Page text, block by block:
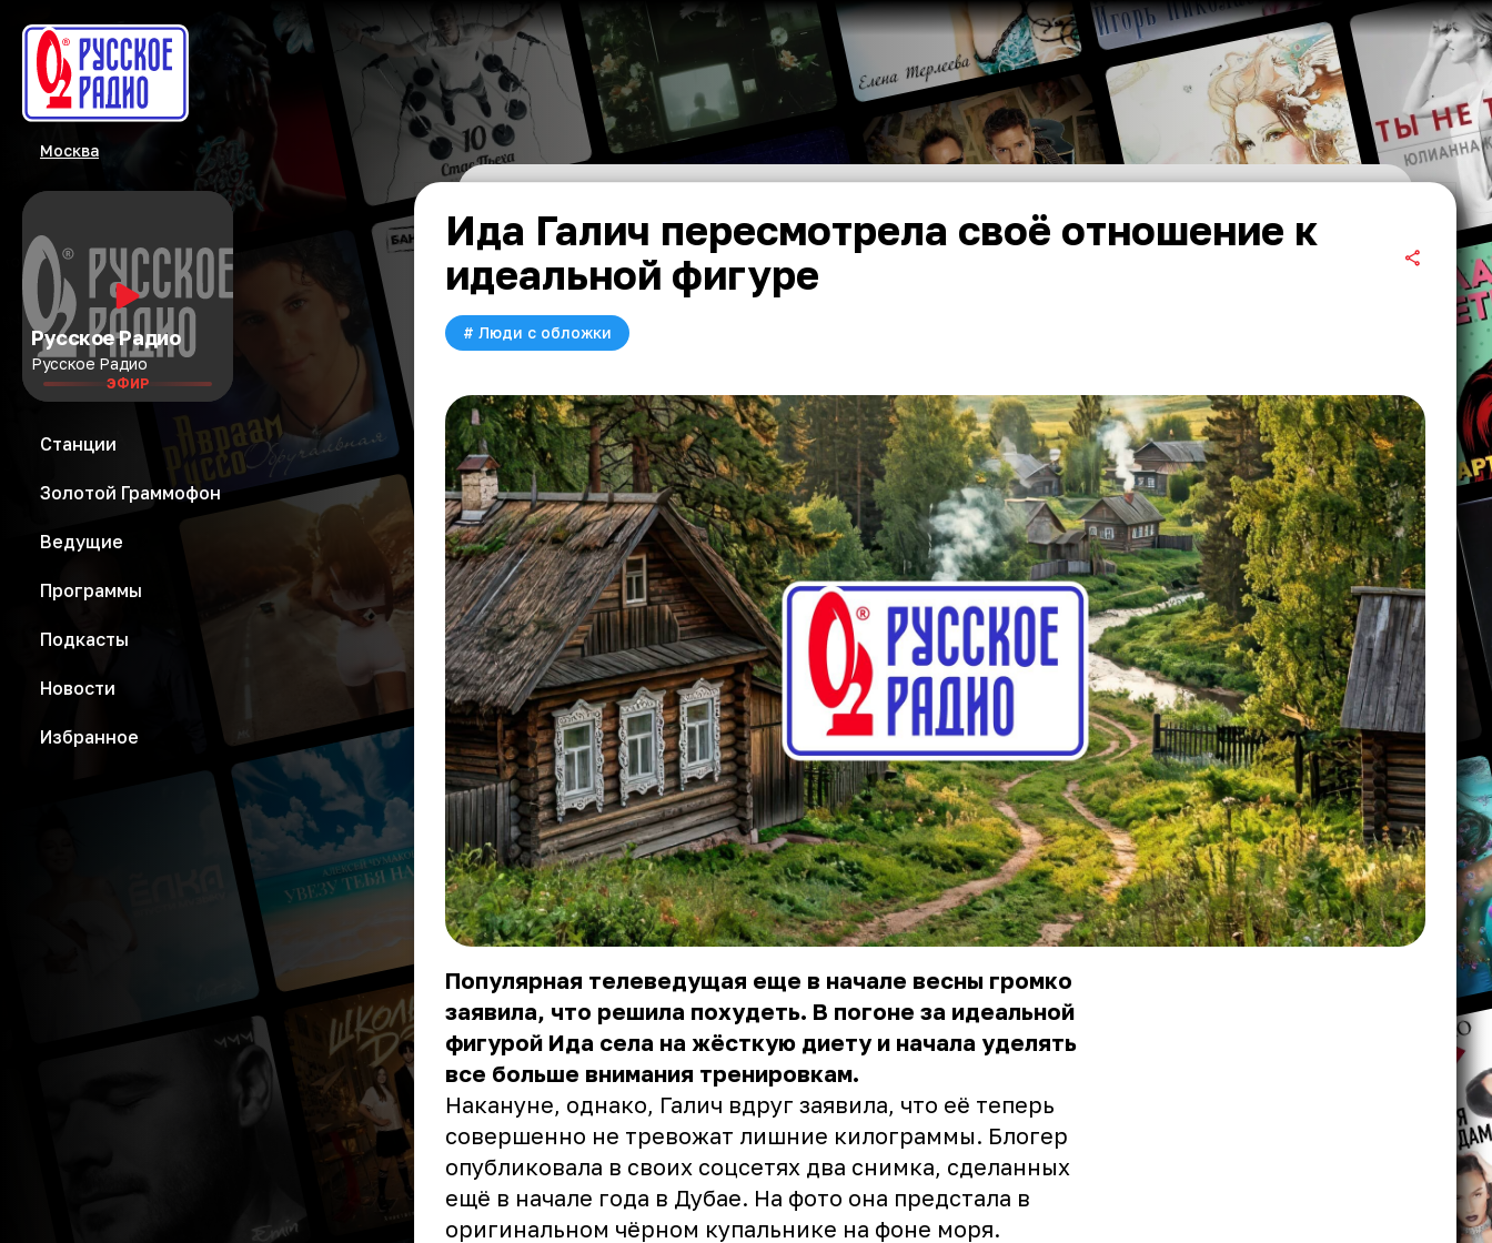
Москва
Русское Радио
Русское Радио
ЭФИР
Станции
Золотой Граммофон
Ведущие
Программы
Подкасты
Новости
Избранное
Ида Галич пересмотрела своё отношение к
идеальной фигуре
# Люди с обложки
Популярная телеведущая еще в начале весны громко
заявила, что решила похудеть. В погоне за идеальной
фигурой Ида села на жёсткую диету и начала уделять
все больше внимания тренировкам.
Накануне, однако, Галич вдруг заявила, что её теперь
совершенно не тревожат лишние килограммы. Блогер
опубликовала в своих соцсетях два снимка, сделанных
ещё в начале года в Дубае. На фото она предстала в
оригинальном чёрном купальнике на фоне моря.